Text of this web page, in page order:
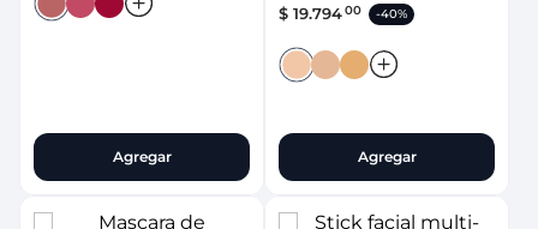
Agregar
$ 19.79400 -40%
Agregar